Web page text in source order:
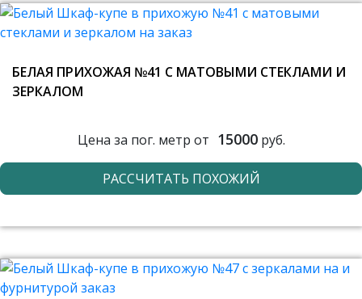
БЕЛАЯ ПРИХОЖАЯ №41 С МАТОВЫМИ СТЕКЛАМИ И
ЗЕРКАЛОМ
Цена за пог. метр от 15000руб.
РАССЧИТАТЬ ПОХОЖИЙ